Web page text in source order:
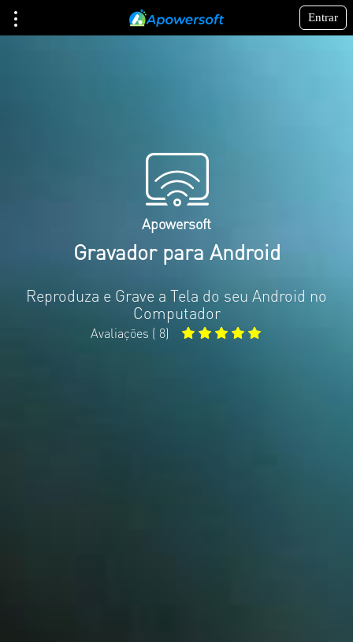
Entrar
Apowersoft
Gravador para Android
Reproduza e Grave a Tela do seu Android no
Computador
Avaliações ( 8)